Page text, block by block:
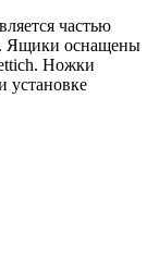
частью
Ящики оснащены
Ножки
установке